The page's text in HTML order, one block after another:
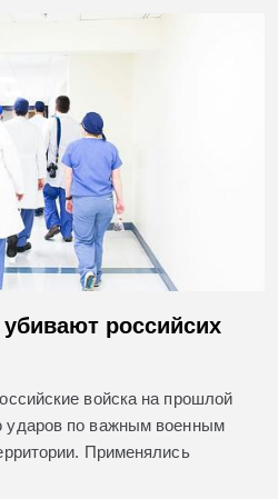
российсих
войска на прошлой
ударов по важным военным
Применялись